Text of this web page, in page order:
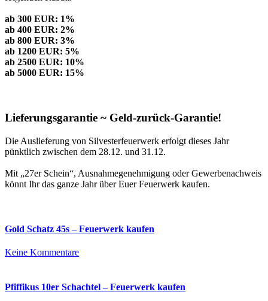
ab 300 EUR: 1%
ab 400 EUR: 2%
ab 800 EUR: 3%
ab 1200 EUR: 5%
ab 2500 EUR: 10%
ab 5000 EUR: 15%
Lieferungsgarantie ~ Geld-zurück-Garantie!
Die Auslieferung von Silvesterfeuerwerk erfolgt dieses Jahr
pünktlich zwischen dem 28.12. und 31.12.
Mit „27er Schein“, Ausnahmegenehmigung oder Gewerbenachweis
könnt Ihr das ganze Jahr über Euer Feuerwerk kaufen.
Gold Schatz 45s – Feuerwerk kaufen
Keine Kommentarezu
45s
–
Pfiffikus 10er Schachtel – Feuerwerk kaufen